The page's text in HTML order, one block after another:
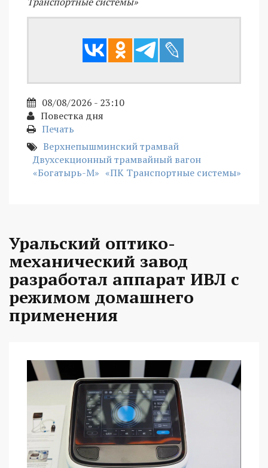
08/08/2026 - 23:10
Повестка дня
Печать
Верхнепышминский трамвай
Двухсекционный трамвайный вагон
«Богатырь-М» «ПК Транспортные системы»
Уральский оптико-
механический завод
разработал аппарат ИВЛ с
режимом домашнего
применения